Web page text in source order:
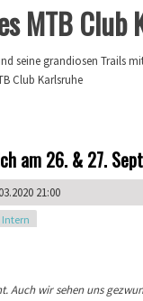
MTB Club
seine grandiosen Trails
Club Karlsruhe
am 26. & 27.
21:00
Intern
Auch wir sehen uns